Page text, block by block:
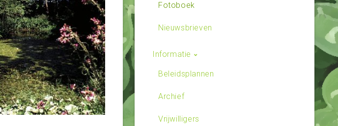
Fotoboek
Nieuwsbrieven
Informatie
Beleidsplannen
Archief
Vrijwilligers